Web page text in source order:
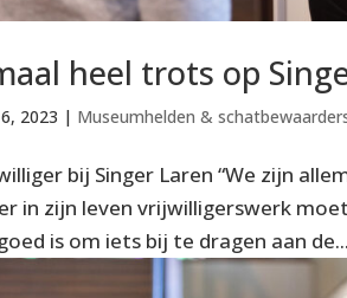
heel trots op
2023 | Museumhelden &
bij Singer Laren “We zijn
in zijn leven vrijwilligerswerk
is om iets bij te dragen aan de...